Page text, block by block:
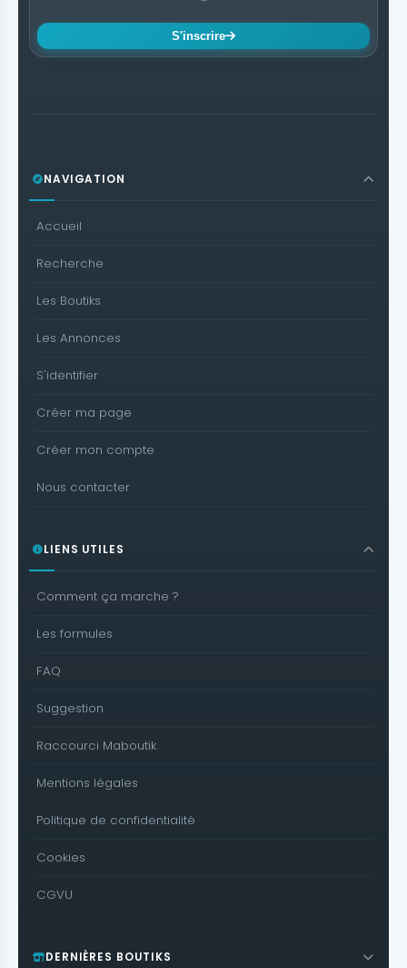
S'inscrire
NAVIGATION
Accueil
Recherche
Les Boutiks
Les Annonces
S'identifier
Créer ma page
Créer mon compte
Nous contacter
LIENS UTILES
Comment ça marche ?
Les formules
FAQ
Suggestion
Raccourci Maboutik
Mentions légales
Politique de confidentialité
Cookies
CGVU
DERNIÈRES BOUTIKS